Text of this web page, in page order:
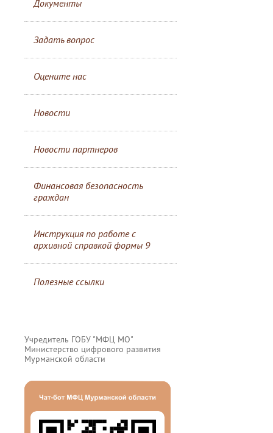
Документы
Задать вопрос
Оцените нас
Новости
Новости партнеров
Финансовая безопасность
граждан
Инструкция по работе с
архивной справкой формы 9
Полезные ссылки
Учредитель ГОБУ "МФЦ МО"
Министерство цифрового развития
Мурманской области